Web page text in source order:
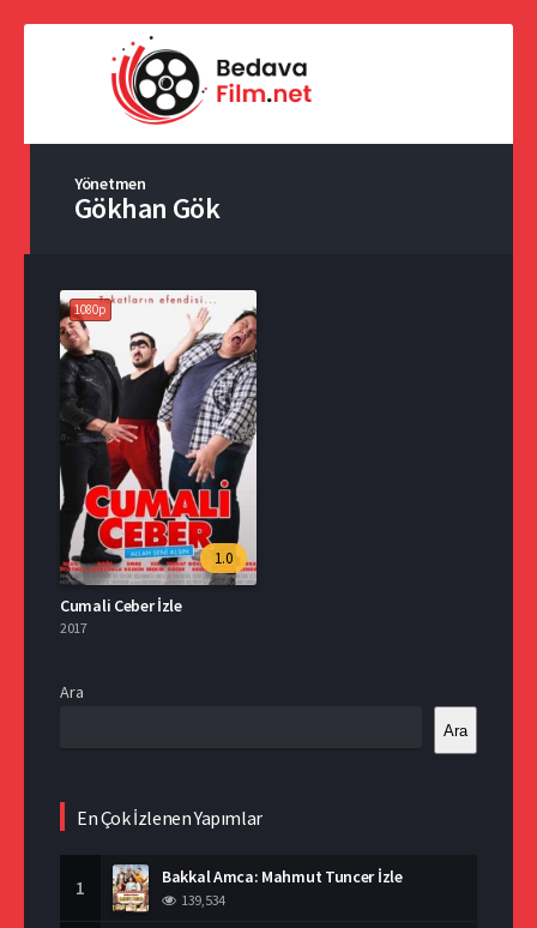
Yönetmen
Gökhan Gök
1080p
1.0
Cumali Ceber İzle
2017
Ara
Ara
En Çok İzlenen Yapımlar
1 Bakkal Amca: Mahmut Tuncer İzle
139,534